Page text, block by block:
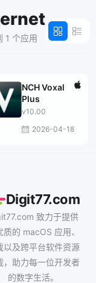
1 个应用
NCH Voxal
Plus
v10.00
2026-04-18
Digit77.com
致力于提供
质的 macOS 应用、
以及跨平台软件资源
，助力每一位开发者
的数字生活。